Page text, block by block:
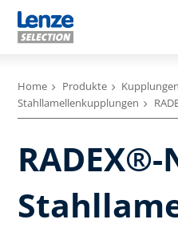
Home Produkte
Stahllamellenkupplungen
RADEX®-